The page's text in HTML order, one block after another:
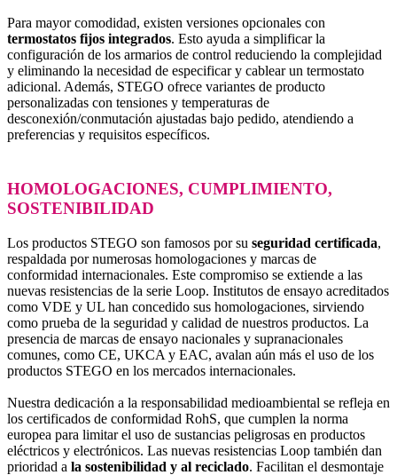
Para mayor comodidad, existen versiones opcionales con
termostatos fijos integrados. Esto ayuda a simplificar la
configuración de los armarios de control reduciendo la complejidad
y eliminando la necesidad de especificar y cablear un termostato
adicional. Además, STEGO ofrece variantes de producto
personalizadas con tensiones y temperaturas de
desconexión/conmutación ajustadas bajo pedido, atendiendo a
preferencias y requisitos específicos.
HOMOLOGACIONES, CUMPLIMIENTO,
SOSTENIBILIDAD
Los productos STEGO son famosos por su seguridad certificada,
respaldada por numerosas homologaciones y marcas de
conformidad internacionales. Este compromiso se extiende a las
nuevas resistencias de la serie Loop. Institutos de ensayo acreditados
como VDE y UL han concedido sus homologaciones, sirviendo
como prueba de la seguridad y calidad de nuestros productos. La
presencia de marcas de ensayo nacionales y supranacionales
comunes, como CE, UKCA y EAC, avalan aún más el uso de los
productos STEGO en los mercados internacionales.
Nuestra dedicación a la responsabilidad medioambiental se refleja en
los certificados de conformidad RohS, que cumplen la norma
europea para limitar el uso de sustancias peligrosas en productos
eléctricos y electrónicos. Las nuevas resistencias Loop también dan
prioridad a la sostenibilidad y al reciclado. Facilitan el desmontaje